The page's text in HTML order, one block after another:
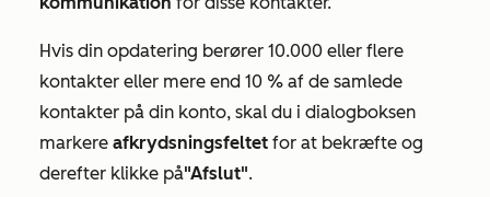
Hvis din opdatering berører 10.000 eller flere
kontakter eller mere end 10 % af de samlede
kontakter på din konto, skal du i dialogboksen
markere afkrydsningsfeltet for at bekræfte og
derefter klikke på"Afslut".